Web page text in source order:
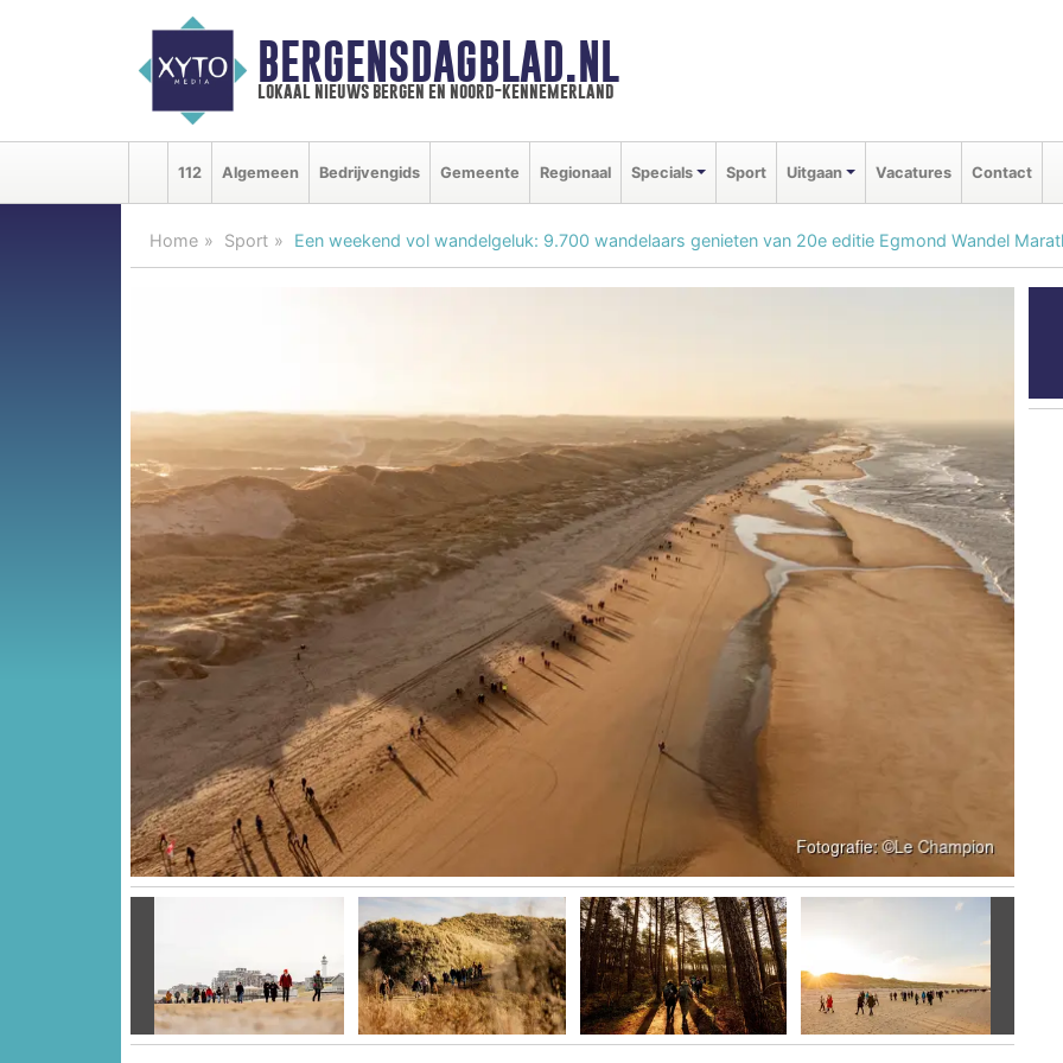
BERGENSDAGBLAD.NL
lokaal nieuws bergen en noord-kennemerland
112 Algemeen Bedrijvengids Gemeente Regionaal Specials Sport Uitgaan Vacatures Contact
Home Sport Een weekend vol wandelgeluk: 9.700 wandelaars genieten van 20e editie Egmond Wandel